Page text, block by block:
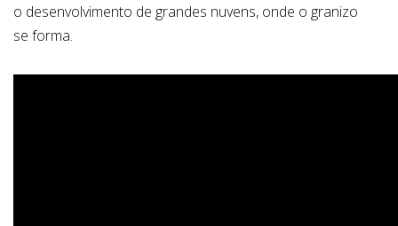
o desenvolvimento de grandes nuvens, onde o granizo
se forma.